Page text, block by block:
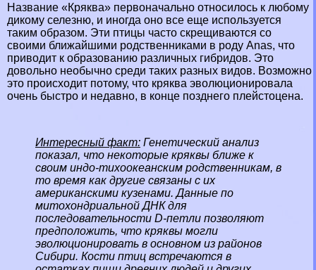
Название «Кряква» первоначально относилось к любому
дикому селезню, и иногда оно все еще используется
таким образом. Эти птицы часто скрещиваются со
своими ближайшими родственниками в роду Anas, что
приводит к образованию различных гибридов. Это
довольно необычно среди таких разных видов. Возможно
это происходит потому, что кряква эволюционировала
очень быстро и недавно, в конце позднего плейстоцена.
Интересный факт: Генетический анализ
показал, что некоторые кряквы ближе к
своим индо-тихоокеанским родственникам, в
то время как другие связаны с их
американскими кузенами. Данные по
митохондриальной ДНК для
последовательности D-петли позволяют
предположить, что кряквы могли
эволюционировать в основном из районов
Сибири. Кости птиц встречаются в